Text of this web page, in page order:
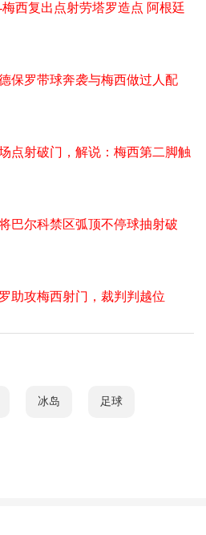
西复出点射劳塔罗造点 阿根廷
保罗带球奔袭与梅西做过人配
点射破门，解说：梅西第二脚触
巴尔科禁区弧顶不停球抽射破
助攻梅西射门，裁判判越位
冰岛 足球